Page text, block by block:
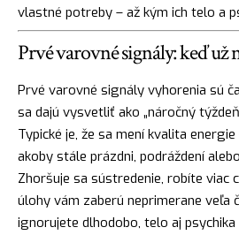
vlastné potreby – až kým ich telo a
Prvé varovné signály: keď už
Prvé varovné signály vyhorenia sú
sa dajú vysvetliť ako „náročný
Typické je, že sa mení kvalita
akoby stále prázdni, podráždení
Zhoršuje sa sústredenie, robíte viac
úlohy vám zaberú neprimerane veľa
ignorujete dlhodobo, telo aj